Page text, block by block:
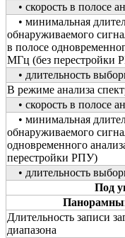
• скорость в полосе
• минимальная
обнаруживаемого
в полосе
МГц (без перестройки
• длительность
В режиме анализа
• скорость в полосе
• минимальная
обнаруживаемого
одновременного
перестройки РПУ)
• длительность
Под
Длительность записи
диапазона